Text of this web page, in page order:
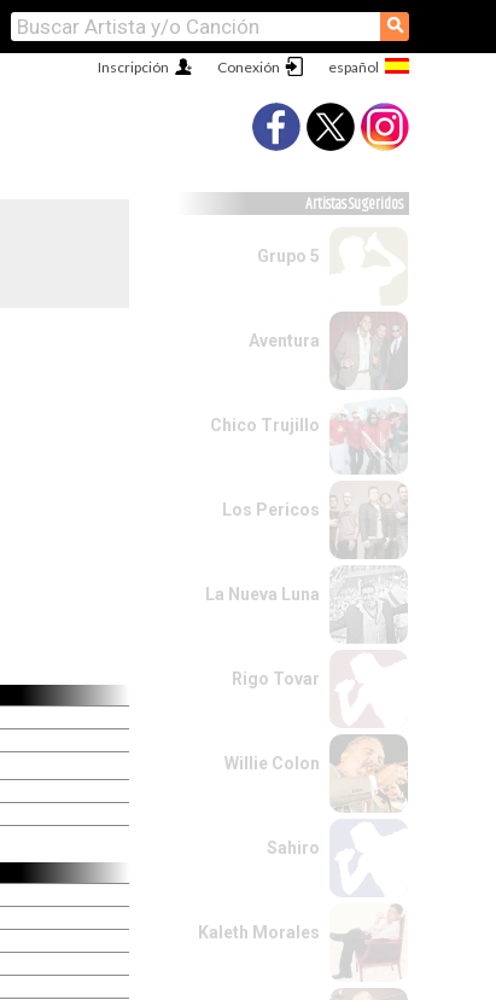
⚲
Conexión
Inscripción
Artistas Sugeridos
Grupo 5
Aventura
Chico Trujillo
Los Pericos
La Nueva Luna
Rigo Tovar
Willie Colon
Sahiro
Kaleth Morales